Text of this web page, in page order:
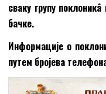
сваку групу
бачке.
Информације о
путем бројева